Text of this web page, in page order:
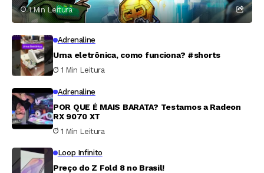
1 Min Leitura
Adrenaline
Urna eletrônica, como funciona? #shorts
1 Min Leitura
Adrenaline
POR QUE É MAIS BARATA? Testamos a Radeon
RX 9070 XT
1 Min Leitura
Loop Infinito
Preço do Z Fold 8 no Brasil!